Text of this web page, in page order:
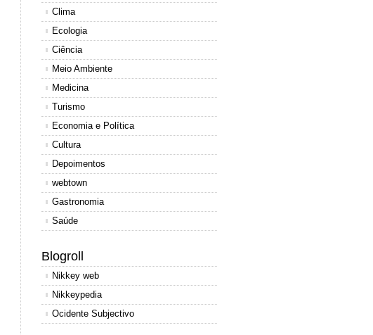
Clima
Ecologia
Ciência
Meio Ambiente
Medicina
Turismo
Economia e Política
Cultura
Depoimentos
webtown
Gastronomia
Saúde
Blogroll
Nikkey web
Nikkeypedia
Ocidente Subjectivo